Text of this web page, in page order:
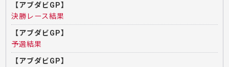
【アブダビGP】
決勝レース結果
【アブダビGP】
予選結果
【アブダビGP】